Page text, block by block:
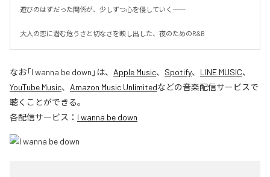
遊びのはずだった関係が、少しずつ心を侵していく――
大人の恋に潜む危うさと切なさを映し出した、夜のためのR&B
なお「I wanna be down 」は、 Apple Music、 Spotify、 LINE MUSIC、
YouTube Music、 Amazon Music Unlimitedなどの音楽配信サービスで
聴くことができる。
各配信サービス： I wanna be down